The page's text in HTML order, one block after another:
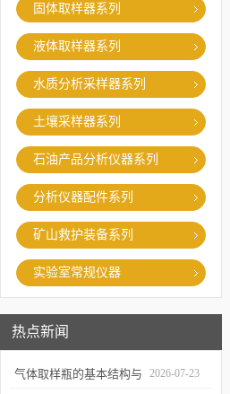
固体取样器系列
液体取样器系列
水质分析采样器系列
土壤采样器系列
石油产品分析仪器系列
分析仪器配件系列
矿山救护装备系列
实验室常规仪器
热点新闻
气体取样瓶的基本结构与 2026-07-23